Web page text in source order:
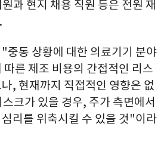
과 현지 채용 직원 등은 전원 재
중동 상황에 대한 의료기기 분야
따른 제조 비용의 간접적인 리스
, 현재까지 직접적인 영향은 없
크가 있을 경우, 주가 측면에서
리를 위축시킬 수 있을 것"이라